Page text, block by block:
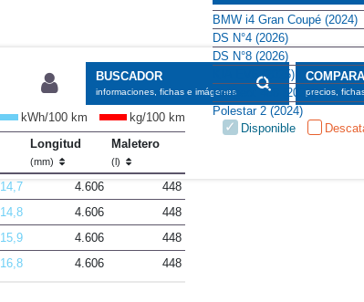
BUSCADOR
informaciones, fichas e imágenes precios,
Disponible
kWh/100 km
kg/100 km
Longitud
(mm)
Maletero
(l)
14,7 4.606
448
14,8 4.606
448
15,9 4.606
448
16,8 4.606 448
BMW i4 Gran Coupé (2024)
DS N°4 (2026)
DS N°8 (2026)
KIA EV6 (2025)
Peugeot 408 (2023)
Polestar 2 (2024)